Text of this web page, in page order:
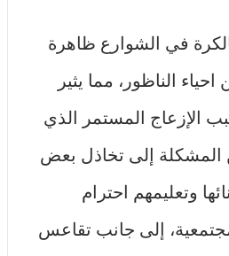
في الشوارع ظاهرة
الناظور، مما يثير
الإزعاج المستمر الذي
المشكلة إلى تخاذل بعض
وتعليمهم احترام
إلى جانب تقاعس